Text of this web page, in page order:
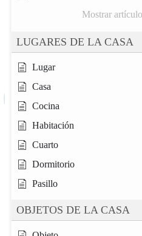
Mostrar
LUGARES DE LA CASA
Lugar
Casa
Cocina
Habitación
Cuarto
Dormitorio
Pasillo
OBJETOS DE LA CASA